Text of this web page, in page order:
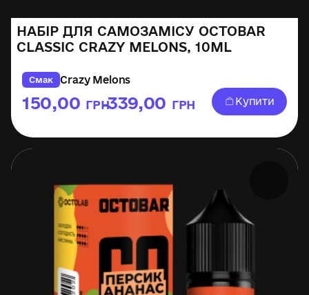
НАБІР ДЛЯ САМОЗАМІСУ OCTOBAR
CLASSIC CRAZY MELONS, 10ML
Смак Crazy Melons
150,00 ГРН
–339,00 ГРН Купити